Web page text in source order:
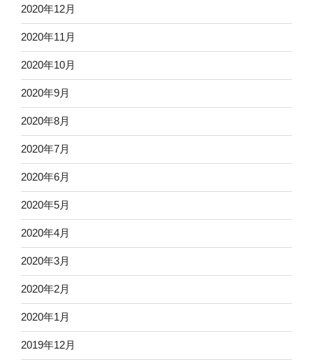
2020年12月
2020年11月
2020年10月
2020年9月
2020年8月
2020年7月
2020年6月
2020年5月
2020年4月
2020年3月
2020年2月
2020年1月
2019年12月